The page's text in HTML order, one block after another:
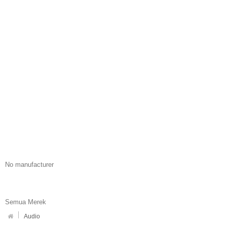
No manufacturer
Semua Merek
Audio